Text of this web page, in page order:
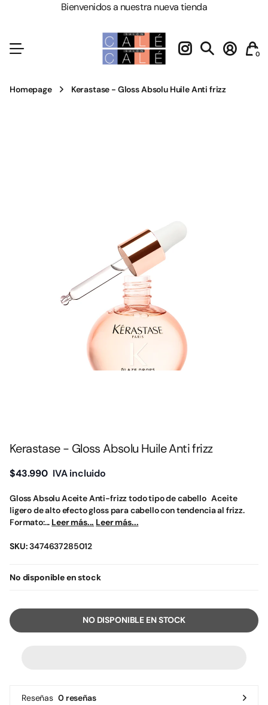
Bienvenidos a nuestra nueva tienda
0
Homepage Kerastase - Gloss Absolu Huile Anti frizz
Kerastase - Gloss Absolu Huile Anti frizz
$43.990 IVA incluido
Gloss Absolu Aceite Anti-frizz todo tipo de cabello Aceite
ligero de alto efecto gloss para cabello con tendencia al frizz.
Formato:... Leer más... Leer más...
SKU:3474637285012
No disponible en stock
NO DISPONIBLE EN STOCK
Reseñas 0 reseñas